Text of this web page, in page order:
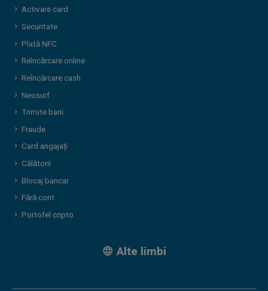
Activare card
Securitate
Plată NFC
Reîncărcare online
Reîncărcare cash
Neosurf
Trimite bani
Fraude
Card angajați
Călătorii
Blocaj bancar
Fără cont
Portofel cripto
Alte limbi